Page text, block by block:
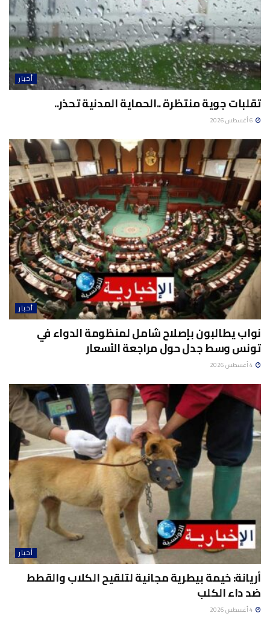
أخبار
تقلبات جوية منتظرة ..الحماية المدنية تحذر..
أخبار
نواب يطالبون بإصلاح شامل لمنظومة الدواء في
تونس وسط جدل حول مراجعة الأسعار
أخبار
أريانة: خيمة بيطرية مجانية لتلقيح الكلاب والقطط
ضد داء الكلب